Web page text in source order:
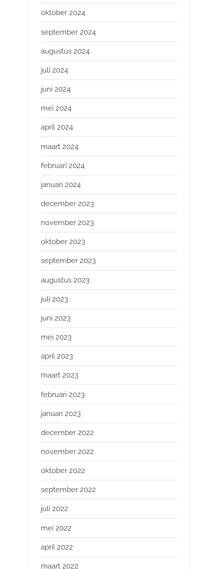
oktober 2024
september 2024
augustus 2024
juli 2024
juni 2024
mei 2024
april 2024
maart 2024
februari 2024
januari 2024
december 2023
november 2023
oktober 2023
september 2023
augustus 2023
juli 2023
juni 2023
mei 2023
april 2023
maart 2023
februari 2023
januari 2023
december 2022
november 2022
oktober 2022
september 2022
juli 2022
mei 2022
april 2022
maart 2022